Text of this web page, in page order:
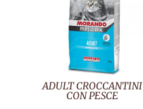
ADULT CROCCANTINI
CON PESCE